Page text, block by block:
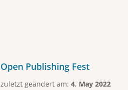
Open Publishing Fest
zuletzt geändert am: 4. May 2022